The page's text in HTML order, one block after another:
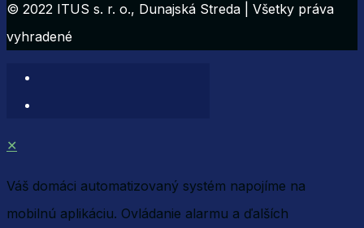
© 2022 ITUS s. r. o., Dunajská Streda | Všetky práva
vyhradené
✕
Váš domáci automatizovaný systém napojíme na
mobilnú aplikáciu. Ovládanie alarmu a ďalších